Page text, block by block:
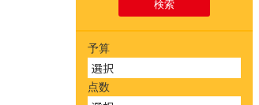
予算
点数